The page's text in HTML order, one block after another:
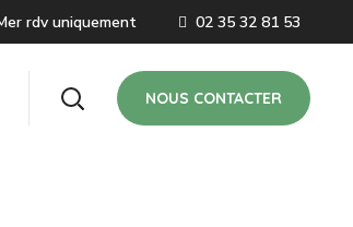
rdv uniquement 02 35 32 81 53
NOUS CONTACTER